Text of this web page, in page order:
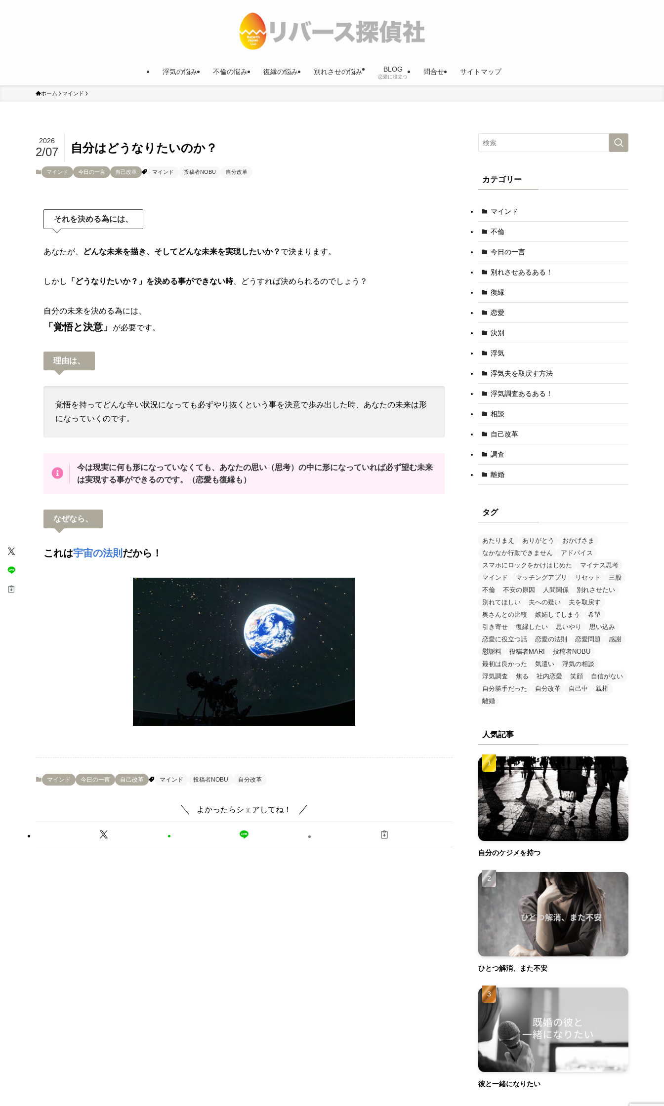
浮気の悩み 不倫の悩み 復縁の悩み 別れさせの悩み BLOG
恋愛に役立つ
問合せ サイトマップ
ホーム マインド
自分はどうなりたいのか？
2026
2/07
マインド 今日の一言 自己改革 マインド 投稿者NOBU 自分改革
それを決める為には、
あなたが、 どんな未来を描き、そしてどんな未来を実現したいか？ で決まります。
しかし 「どうなりたいか？」を決める事ができない時、どうすれば決められるのでしょう？
自分の未来を決める為には、
「覚悟と決意」 が必要です。
理由は、
覚悟を持ってどんな辛い状況になっても必ずやり抜くという事を決意で歩み出した時、あなたの未来は形
になっていくのです。
今は現実に何も形になっていなくても、あなたの思い（思考）の中に形になっていれば必ず望む未来
は実現する事ができるのです。（恋愛も復縁も）
なぜなら、
これは宇宙の法則 だから！
マインド 今日の一言 自己改革 マインド 投稿者NOBU 自分改革
よかったらシェアしてね！
カテゴリー
マインド
不倫
今日の一言
別れさせあるある！
復縁
恋愛
決別
浮気
浮気夫を取戻す方法
浮気調査あるある！
相談
自己改革
調査
離婚
タグ
あたりまえ ありがとう
おかげさま
なかなか行動できません
アドバイス
スマホにロックをかけはじめた
マイナス思考
マインド
マッチングアプリ リセット
三股
不倫
不安の原因 人間関係
別れさせたい
別れてほしい
夫への疑い
夫を取戻す
奥さんとの比較
嫉妬してしまう
希望
引き寄せ
復縁したい 思いやり
思い込み
恋愛に役立つ話
恋愛の法則 恋愛問題
感謝
慰謝料
投稿者MARI
投稿者NOBU
最初は良かった
気遣い
浮気の相談
浮気調査
焦る 社内恋愛 笑顔
自信がない
自分勝手だった
自分改革 自己中
親権
離婚
人気記事
自分のケジメを持つ
ひとつ解消、また不安
彼と一緒になりたい